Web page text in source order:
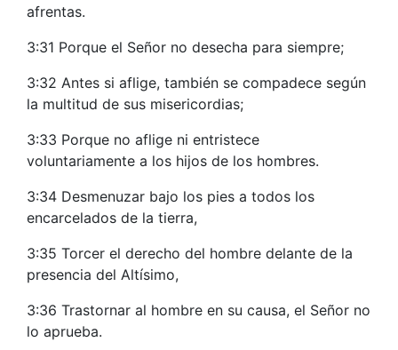
afrentas.
3:31 Porque el Señor no desecha para siempre;
3:32 Antes si aflige, también se compadece según
la multitud de sus misericordias;
3:33 Porque no aflige ni entristece
voluntariamente a los hijos de los hombres.
3:34 Desmenuzar bajo los pies a todos los
encarcelados de la tierra,
3:35 Torcer el derecho del hombre delante de la
presencia del Altísimo,
3:36 Trastornar al hombre en su causa, el Señor no
lo aprueba.